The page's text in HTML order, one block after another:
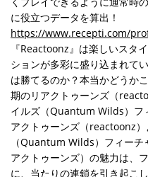
に役立つデータを算出！
https://www.recepti.com/
『Reactoonz』は楽しいスタ
ションが多彩に盛り込まれて
は勝てるのか？本当かどうか
期のリアクトゥーンズ（
イルズ（Quantum Wilds）フ
アクトゥーンズ（reactoonz
（Quantum Wilds）フィー
アクトゥーンズ）の魅力は、
に、当たりの連鎖を引き起こ